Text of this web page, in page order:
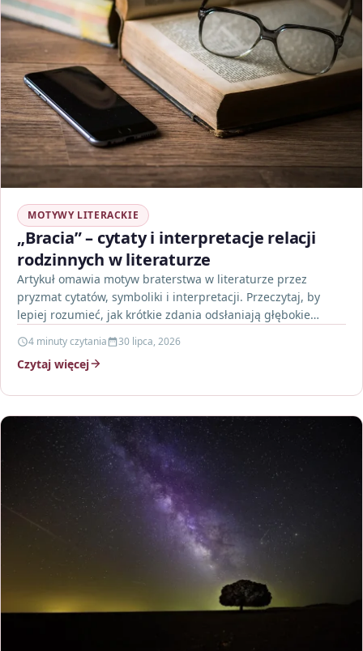
MOTYWY LITERACKIE
„Bracia” – cytaty i interpretacje relacji
rodzinnych w literaturze
Artykuł omawia motyw braterstwa w literaturze przez
pryzmat cytatów, symboliki i interpretacji. Przeczytaj, by
lepiej rozumieć, jak krótkie zdania odsłaniają głębokie
4 minuty czytania 30 lipca, 2026
Czytaj więcej